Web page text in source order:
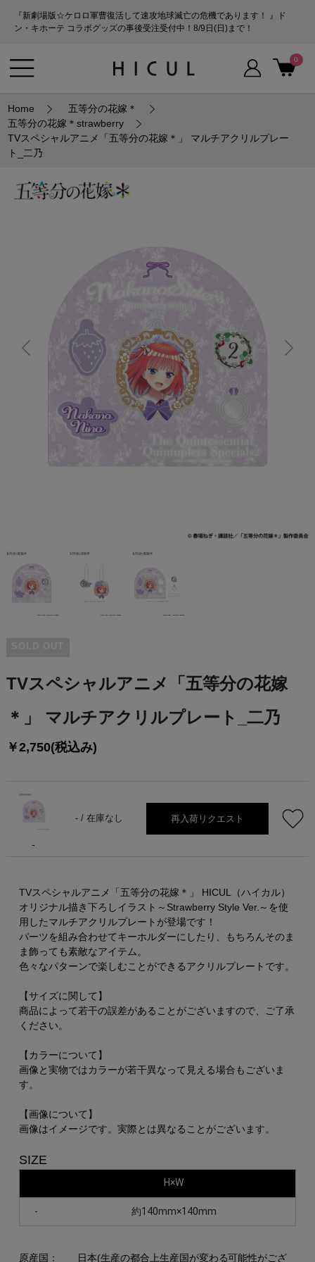
『新劇場版☆ケロロ軍曹復活して速攻地球滅亡の危機であります！ 』ド
ン・キホーテ コラボグッズの事後受注受付中！8/9日(日)まで！
0
Home
五等分の花嫁＊
五等分の花嫁＊strawberry
TVスペシャルアニメ「五等分の花嫁＊」 マルチアクリルプレー
ト_二乃
TVスペシャルアニメ「五等分の花嫁
＊」 マルチアクリルプレート_二乃
￥2,750(税込み)
-
- /在庫なし 再入荷リクエスト
TVスペシャルアニメ「五等分の花嫁＊」 HICUL（ハイカル）
オリジナル描き下ろしイラスト～Strawberry Style Ver.～を使
用したマルチアクリルプレートが登場です！
パーツを組み合わせてキーホルダーにしたり、もちろんそのま
ま飾っても素敵なアイテム。
色々なパターンで楽しむことができるアクリルプレートです。
【サイズに関して】
商品によって若干の誤差があることがございますので、ご了承
ください。
【カラーについて】
画像と実物ではカラーが若干異なって見える場合もございま
す。
【画像について】
画像はイメージです。実際とは異なることがございます。
SIZE
H×W
- 約140mm×140mm
原産国： 日本(生産の都合上生産国が変わる可能性がござ